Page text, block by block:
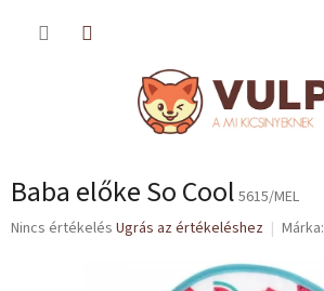
Baba előke So Cool 5615/MEL
A
Nincs értékelés Ugrás az értékeléshez Márka: